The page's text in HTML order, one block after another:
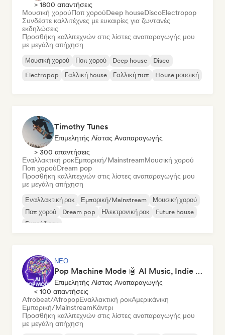
> 1800 απαντήσεις
Μουσική χορούΠοπ χορούDeep houseDiscoElectropop
Συνδέστε καλλιτέχνες με ευκαιρίες για ζωντανές
εκδηλώσεις
Προσθήκη καλλιτεχνών στις λίστες αναπαραγωγής μου
με μεγάλη απήχηση
Μουσική χορού Ποπ χορού Deep house
Disco
Electropop
Γαλλική house Γαλλική ποπ House μουσική
Timothy Tunes
Επιμελητής Λίστας Αναπαραγωγής
> 300 απαντήσεις
Εναλλακτική ροκΕμπορική/MainstreamΜουσική χορού
Ποπ χορούDream pop
Προσθήκη καλλιτεχνών στις λίστες αναπαραγωγής μου
με μεγάλη απήχηση
Εναλλακτική ροκ Εμπορική/Mainstream
Μουσική χορού
Ποπ χορού
Dream pop Ηλεκτρονική ροκ
Future house
Γκαράζ ροκ
ΝΈΟ
Pop Machine Mode 🤖 AI Music, Indie Pop & Dream Pop
Επιμελητής Λίστας Αναπαραγωγής
< 100 απαντήσεις
Afrobeat/AfropopΕναλλακτική ροκΑμερικάνικη
Εμπορική/MainstreamΚάντρι
Προσθήκη καλλιτεχνών στις λίστες αναπαραγωγής μου
με μεγάλη απήχηση